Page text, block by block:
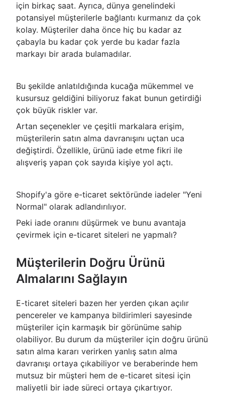
için birkaç saat. Ayrıca, dünya genelindeki
potansiyel müşterilerle bağlantı kurmanız da çok
kolay. Müşteriler daha önce hiç bu kadar az
çabayla bu kadar çok yerde bu kadar fazla
markayı bir arada bulamadılar.
Bu şekilde anlatıldığında kucağa mükemmel ve
kusursuz geldiğini biliyoruz fakat bunun getirdiği
çok büyük riskler var.
Artan seçenekler ve çeşitli markalara erişim,
müşterilerin satın alma davranışını uçtan uca
değiştirdi. Özellikle, ürünü iade etme fikri ile
alışveriş yapan çok sayıda kişiye yol açtı.
Shopify'a göre e-ticaret sektöründe iadeler "Yeni
Normal" olarak adlandırılıyor.
Peki iade oranını düşürmek ve bunu avantaja
çevirmek için e-ticaret siteleri ne yapmalı?
Müşterilerin Doğru Ürünü
Almalarını Sağlayın
E-ticaret siteleri bazen her yerden çıkan açılır
pencereler ve kampanya bildirimleri sayesinde
müşteriler için karmaşık bir görünüme sahip
olabiliyor. Bu durum da müşteriler için doğru ürünü
satın alma kararı verirken yanlış satın alma
davranışı ortaya çıkabiliyor ve beraberinde hem
mutsuz bir müşteri hem de e-ticaret sitesi için
maliyetli bir iade süreci ortaya çıkartıyor.